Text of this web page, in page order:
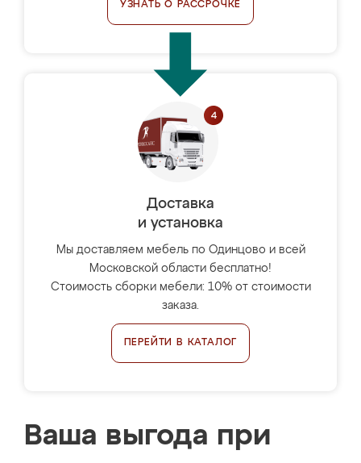
УЗНАТЬ О РАССРОЧКЕ
Доставка
и установка
Мы доставляем мебель по Одинцово и всей
Московской области бесплатно!
Стоимость сборки мебели: 10% от стоимости
заказа.
ПЕРЕЙТИ В КАТАЛОГ
Ваша выгода при